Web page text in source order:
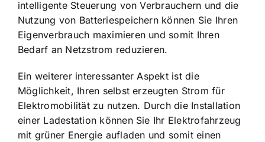
intelligente Steuerung von Verbrauchern und die
Nutzung von Batteriespeichern können Sie Ihren
Eigenverbrauch maximieren und somit Ihren
Bedarf an Netzstrom reduzieren.
Ein weiterer interessanter Aspekt ist die
Möglichkeit, Ihren selbst erzeugten Strom für
Elektromobilität zu nutzen. Durch die Installation
einer Ladestation können Sie Ihr Elektrofahrzeug
mit grüner Energie aufladen und somit einen